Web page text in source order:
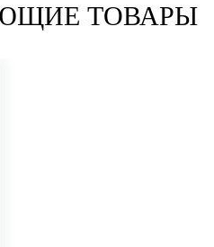
ТОВАРЫ